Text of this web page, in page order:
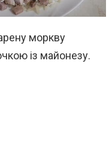
моркву
із майонезу.